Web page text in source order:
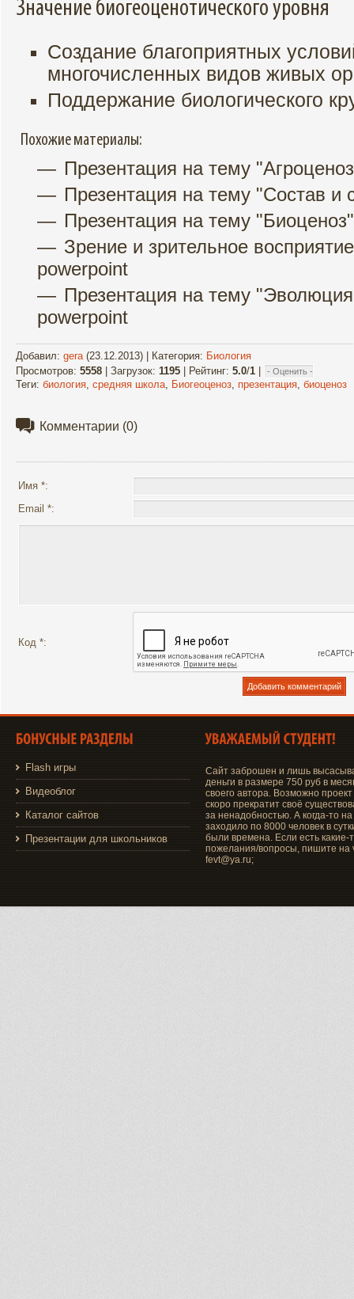
Значение биогеоценотического уровня
Создание благоприятных
многочисленных видов живых
Поддержание биологического
Похожие материалы:
Презентация на тему
Презентация на тему "Состав и
Презентация на тему "Биоценоз"
Зрение и зрительное
powerpoint
Презентация на тему
powerpoint
Добавил: gera (23.12.2013) | Категория: Биология
Просмотров: 5558 | Загрузок: 1195 | Рейтинг: 5.0/1 |
Теги: биология средняя школа Биогеоценоз презентация биоценоз
Комментарии (0)
Имя *:
Email *:
Код *:
Flash игры
Видеоблог
Каталог сайтов
Презентации для школьников
Сайт заброшен и лишь
деньги в размере 750 руб в
своего автора. Возможно проект
скоро прекратит своё
за ненадобностью. А когда-то на
заходило по 8000 человек в
были времена. Если есть какие-
пожелания/вопросы, пишите на
fevt@ya.ru;